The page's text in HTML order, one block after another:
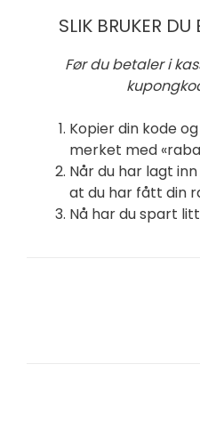
SLIK BRUKER
Før du betaler i
Kopier din kode
merket med
Når du har lagt
at du har fått din
Nå har du spart